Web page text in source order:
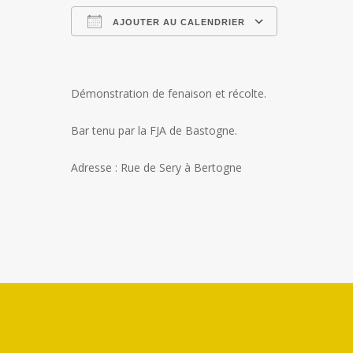
AJOUTER AU CALENDRIER
Démonstration de fenaison et récolte.
Bar tenu par la FJA de Bastogne.
Adresse : Rue de Sery à Bertogne